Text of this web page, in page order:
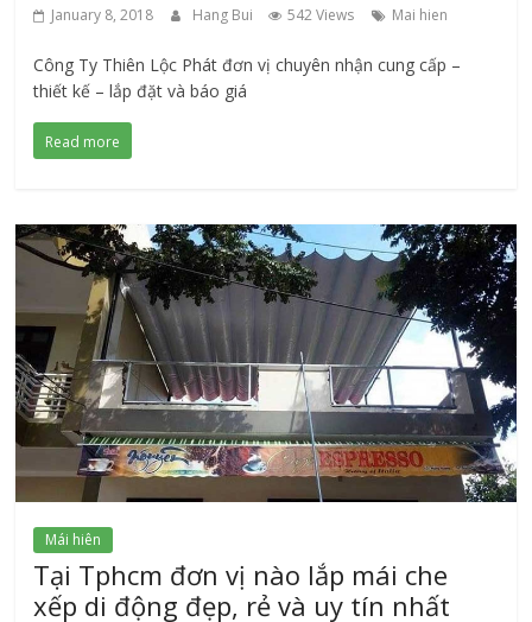
January 8, 2018 Hang Bui 542 Views Mai hien
Công Ty Thiên Lộc Phát đơn vị chuyên nhận cung cấp –
thiết kế – lắp đặt và báo giá
Read more
Mái hiên
Tại Tphcm đơn vị nào lắp mái che
xếp di động đẹp, rẻ và uy tín nhất